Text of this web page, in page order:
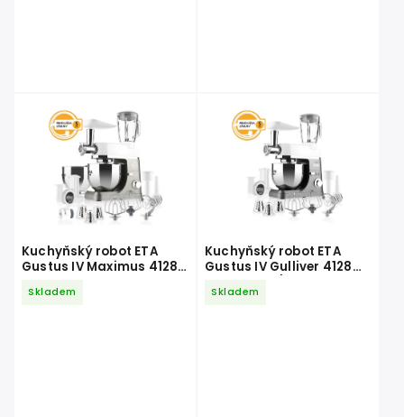
Kuchyňský robot ETA
Gustus IV Maximus 4128
Skladem
Kuchyňský robot ETA
Gustus IV Gulliver 4128
Skladem